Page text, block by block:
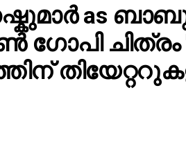
as
ചിത്രം "